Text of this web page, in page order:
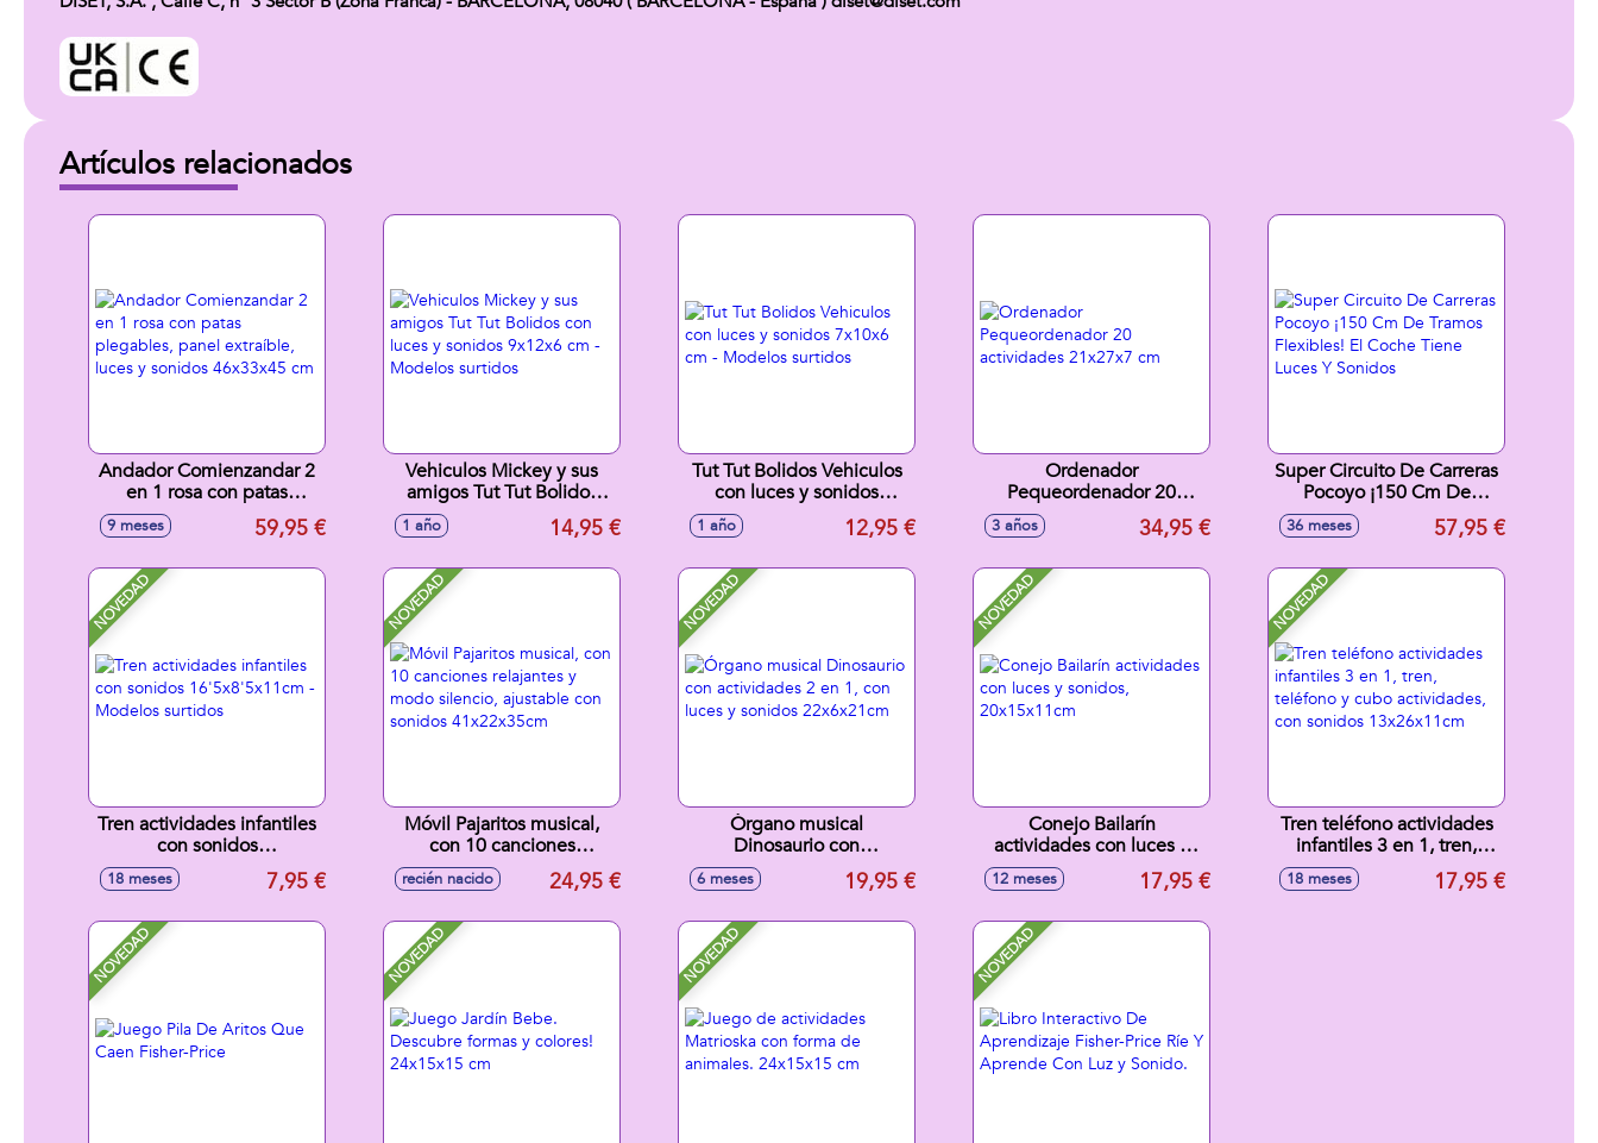
Artículos relacionados
Andador Comienzandar 2
en 1 rosa con patas
plegables, panel extraíble,
luces y sonidos 46x33x45
9 meses 59,95 €
Vehiculos Mickey y sus
amigos Tut Tut Bolidos
con luces y sonidos
9x12x6 cm - Modelos
1 año 14,95 €
Tut Tut Bolidos Vehiculos
con luces y sonidos
7x10x6 cm - Modelos
1 año 12,95 €
Ordenador
Pequeordenador 20
actividades 21x27x7 cm
3 años 34,95 €
Super Circuito De Carreras
Pocoyo ¡150 Cm De
Tramos Flexibles! El Coche
Tiene Luces Y Sonidos
36 meses 57,95 €
NOVEDAD
Tren actividades infantiles
con sonidos
16'5x8'5x11cm - Modelos
surtidos
18 meses 7,95 €
NOVEDAD
Móvil Pajaritos musical,
con 10 canciones
relajantes y modo silencio,
ajustable con sonidos
recién nacido 24,95 €
NOVEDAD
Órgano musical
Dinosaurio con
actividades 2 en 1, con
luces y sonidos
6 meses 19,95 €
NOVEDAD
Conejo Bailarín
actividades con luces y
sonidos, 20x15x11cm
12 meses 17,95 €
NOVEDAD
Tren teléfono actividades
infantiles 3 en 1, tren,
teléfono y cubo
actividades, con sonidos
18 meses 17,95 €
NOVEDAD NOVEDAD NOVEDAD NOVEDAD